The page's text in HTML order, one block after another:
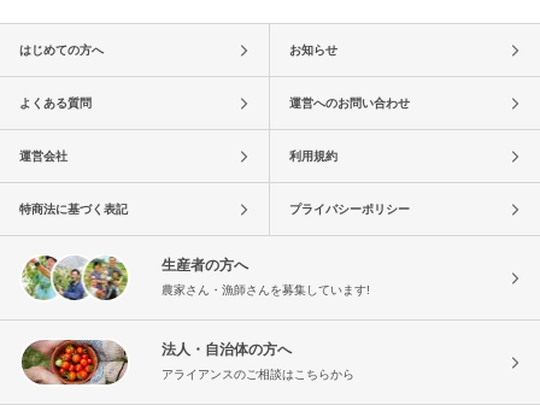
はじめての方へ お知らせ
よくある質問 運営へのお問い合わせ
運営会社 利用規約
特商法に基づく表記 プライバシーポリシー
生産者の方へ
農家さん・漁師さんを募集しています!
法人・自治体の方へ
アライアンスのご相談はこちらから